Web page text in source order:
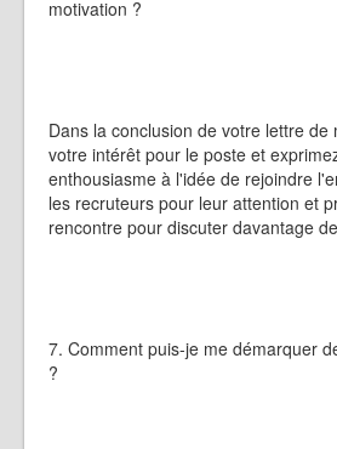
motivation ?
Dans la conclusion de votre lettre de
votre intérêt pour le poste et
enthousiasme à l'idée de rejoindre
les recruteurs pour leur attention et
rencontre pour discuter davantage
7. Comment puis-je me démarquer
?